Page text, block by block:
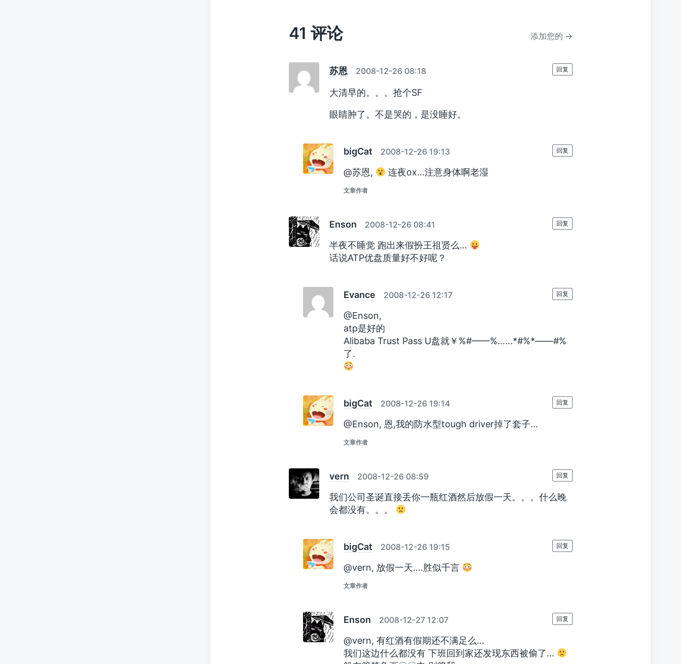
41 评论 添加您的 →
苏恩 2008-12-26 08:18
大清早的。。。抢个SF
眼睛肿了。不是哭的，是没睡好。
回复
bigCat 2008-12-26 19:13
@苏恩, 连夜ox…注意身体啊老湿
文章作者
回复
Enson 2008-12-26 08:41
半夜不睡觉 跑出来假扮王祖贤么…
话说ATP优盘质量好不好呢？
回复
Evance 2008-12-26 12:17
@Enson,
atp是好的
Alibaba Trust Pass U盘就￥%#——%……*#%*——#%
了.
回复
bigCat 2008-12-26 19:14
@Enson, 恩,我的防水型tough driver掉了套子…
文章作者
回复
vern 2008-12-26 08:59
我们公司圣诞直接丢你一瓶红酒然后放假一天。。。什么晚
会都没有。。。
回复
bigCat 2008-12-26 19:15
@vern, 放假一天….胜似千言
文章作者
回复
Enson 2008-12-27 12:07
@vern, 有红酒有假期还不满足么…
我们这边什么都没有 下班回到家还发现东西被偷了…
回复